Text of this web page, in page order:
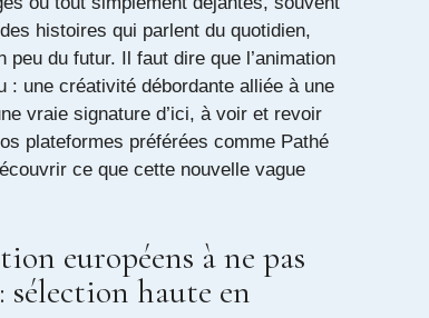
histoires qui parlent du quotidien,
du futur. Il faut dire que l’animation
: une créativité débordante alliée à une
vraie signature d’ici, à voir et revoir
plateformes préférées comme Pathé
ce que cette nouvelle vague
européens à ne pas
sélection haute en